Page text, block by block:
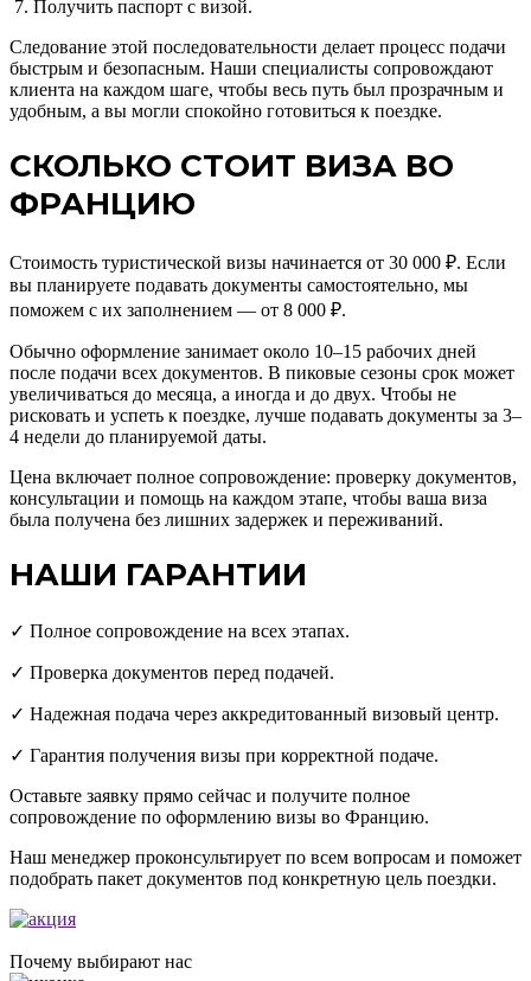
Получить паспорт с визой.
Следование этой последовательности делает процесс подачи
быстрым и безопасным. Наши специалисты сопровождают
клиента на каждом шаге, чтобы весь путь был прозрачным и
удобным, а вы могли спокойно готовиться к поездке.
СКОЛЬКО СТОИТ ВИЗА ВО
ФРАНЦИЮ
Стоимость туристической визы начинается от 30 000 ₽. Если
вы планируете подавать документы самостоятельно, мы
поможем с их заполнением — от 8 000 ₽.
Обычно оформление занимает около 10–15 рабочих дней
после подачи всех документов. В пиковые сезоны срок может
увеличиваться до месяца, а иногда и до двух. Чтобы не
рисковать и успеть к поездке, лучше подавать документы за 3–
4 недели до планируемой даты.
Цена включает полное сопровождение: проверку документов,
консультации и помощь на каждом этапе, чтобы ваша виза
была получена без лишних задержек и переживаний.
НАШИ ГАРАНТИИ
✓ Полное сопровождение на всех этапах.
✓ Проверка документов перед подачей.
✓ Надежная подача через аккредитованный визовый центр.
✓ Гарантия получения визы при корректной подаче.
Оставьте заявку прямо сейчас и получите полное
сопровождение по оформлению визы во Францию.
Наш менеджер проконсультирует по всем вопросам и поможет
подобрать пакет документов под конкретную цель поездки.
Почему выбирают нас